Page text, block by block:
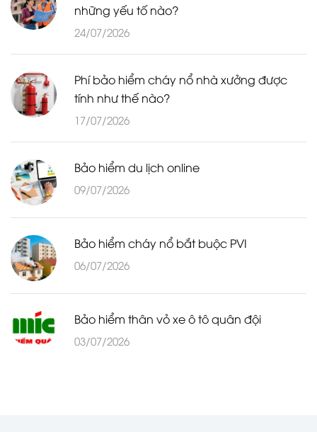
những yếu tố nào?
24/07/2026
Phí bảo hiểm cháy nổ nhà xưởng được
tính như thế nào?
17/07/2026
Bảo hiểm du lịch online
09/07/2026
Bảo hiểm cháy nổ bắt buộc PVI
06/07/2026
Bảo hiểm thân vỏ xe ô tô quân đội
03/07/2026